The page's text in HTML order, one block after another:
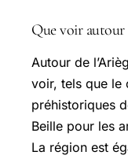
Que voir autour
Autour de
voir, tels que le
préhistoriques
Beille pour les
La région est